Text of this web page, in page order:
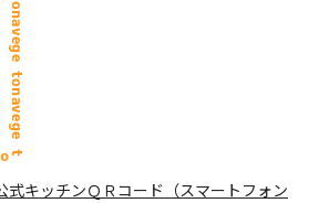
式キッチンＱＲコード（スマートフォン